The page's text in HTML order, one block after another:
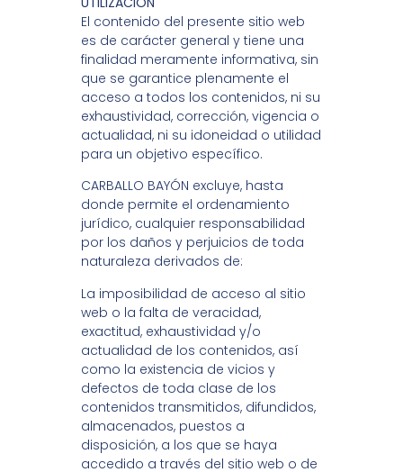
El contenido del presente sitio web
es de carácter general y tiene una
finalidad meramente informativa, sin
que se garantice plenamente el
acceso a todos los contenidos, ni su
exhaustividad, corrección, vigencia o
actualidad, ni su idoneidad o utilidad
para un objetivo específico.
CARBALLO BAYÓN excluye, hasta
donde permite el ordenamiento
jurídico, cualquier responsabilidad
por los daños y perjuicios de toda
naturaleza derivados de:
La imposibilidad de acceso al sitio
web o la falta de veracidad,
exactitud, exhaustividad y/o
actualidad de los contenidos, así
como la existencia de vicios y
defectos de toda clase de los
contenidos transmitidos, difundidos,
almacenados, puestos a
disposición, a los que se haya
accedido a través del sitio web o de